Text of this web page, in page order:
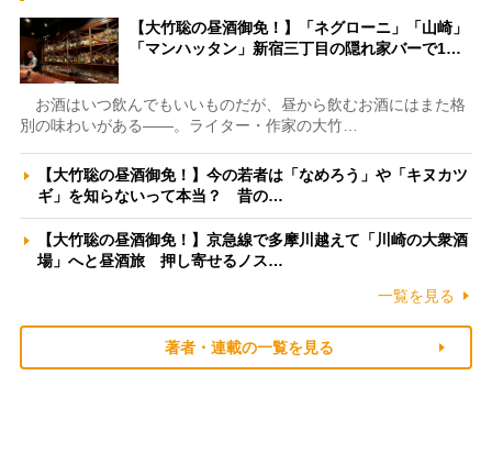
【大竹聡の昼酒御免！】「ネグローニ」「山崎」
「マンハッタン」新宿三丁目の隠れ家バーで1…
お酒はいつ飲んでもいいものだが、昼から飲むお酒にはまた格
別の味わいがある――。ライター・作家の大竹…
【大竹聡の昼酒御免！】今の若者は「なめろう」や「キヌカツ
ギ」を知らないって本当？ 昔の…
【大竹聡の昼酒御免！】京急線で多摩川越えて「川崎の大衆酒
場」へと昼酒旅 押し寄せるノス…
一覧を見る
著者・連載の一覧を見る